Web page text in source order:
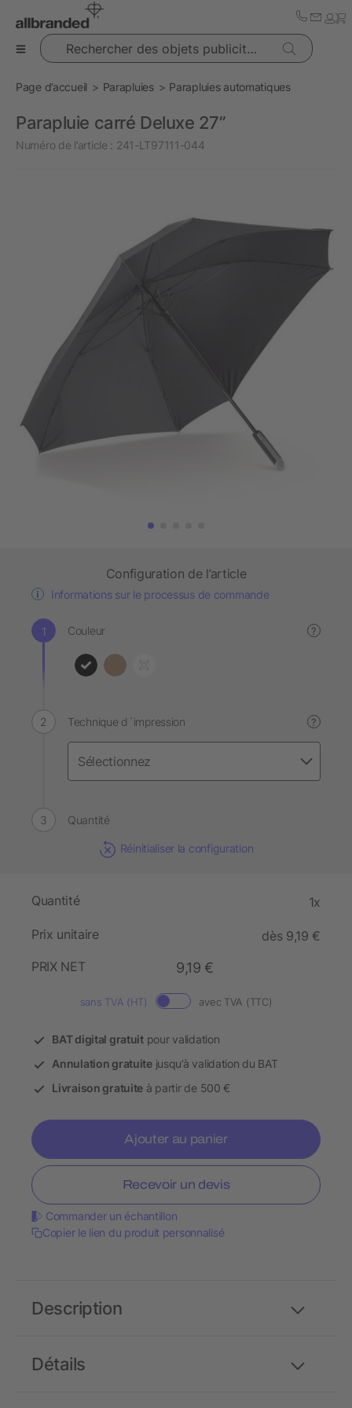
Rechercher des objets publicitaires
Page d’accueil Parapluies Parapluies automatiques
Parapluie carré Deluxe 27”
Numéro de l’article : 241-LT97111-044
Configuration de l’article
Informations sur le processus de commande
Couleur ?
Technique d´impression ?
Quantité
Réinitialiser la configuration
Quantité 1x
Prix unitaire
dès 9,19 €
PRIX NET
9,19 €
sans TVA (HT) avec TVA (TTC)
BAT digital gratuitpour validation
Annulation gratuitejusqu’à validation du BAT
Livraison gratuite à partir de 500 €
Ajouter au panier
Recevoir un devis
Commander un échantillon
Copier le lien du produit personnalisé
Détails
Description